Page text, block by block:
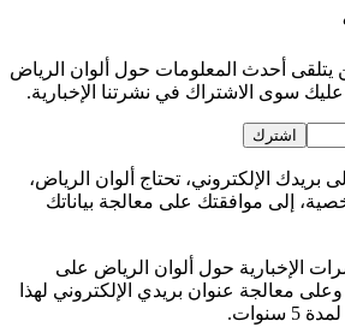
أحدث المعلومات حول ألوان الرياض
سوى الاشتراك في نشرتنا الإخبارية.
اشترك
الإلكتروني، تحتاج ألوان الرياض،
إلى موافقتك على معالجة بياناتك
الإخبارية حول ألوان الرياض على
معالجة عنوان بريدي الإلكتروني لهذا